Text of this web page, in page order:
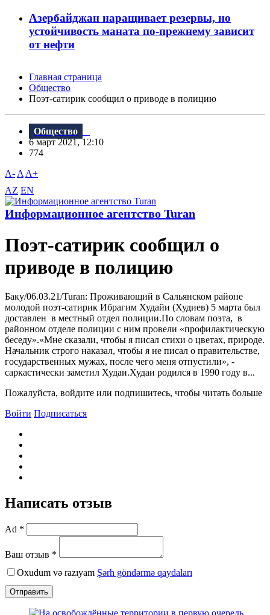
Азербайджан наращивает резервы, но
устойчивость маната по-прежнему зависит
от нефти
Главная страница
Общество
Поэт-сатирик сообщил о приводе в полицию
Общество
6 март 2021, 12:10
774
A- A A+
AZ EN
Информационное агентство Turan
Поэт-сатирик сообщил о
приводе в полицию
Баку/06.03.21/Turan: Проживающий в Сальянском районе
молодой поэт-сатирик Ибрагим Худайи (Худиев) 5 марта был
доставлен в местный отдел полиции.По словам поэта, в
районном отделе полиции с ним провели «профилактическую
беседу».«Мне сказали, чтобы я писал стихи о цветах, природе.
Начальник строго наказал, чтобы я не писал о правительстве,
государственных мужах, после чего меня отпустили», -
саркастически заметил Худаи.Худаи родился в 1990 году в...
Пожалуйста, войдите или подпишитесь, чтобы читать больше
Войти Подписаться
Написать отзыв
Ad *
Ваш отзыв *
Oxudum və razıyam Şərh göndərmə qaydaları
Отправить